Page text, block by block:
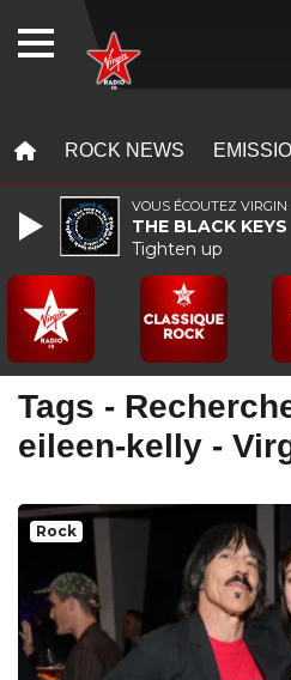
ROCK NEWS
Tags -
eileen-kelly -
Rock
VOUS ÉCOUTEZ VIRGIN
THE BLACK KEYS
Tighten up
WEBRADIO